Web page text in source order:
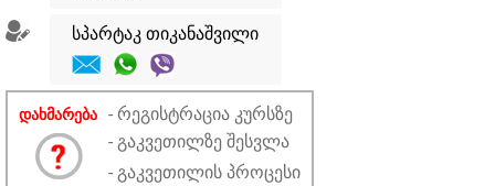
სპარტაკ თიკანაშვილი
დახმარება
- რეგისტრაცია კურსზე
- გაკვეთილზე შესვლა
- გაკვეთილის პროცესი